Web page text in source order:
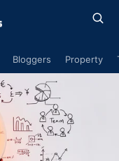
Bloggers Property